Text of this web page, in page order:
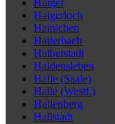
Haiger
Haigerloch
Hainichen
Haiterbach
Halberstadt
Haldensleben
Halle (Saale)
Halle (Westf.)
Hallenberg
Hallstadt